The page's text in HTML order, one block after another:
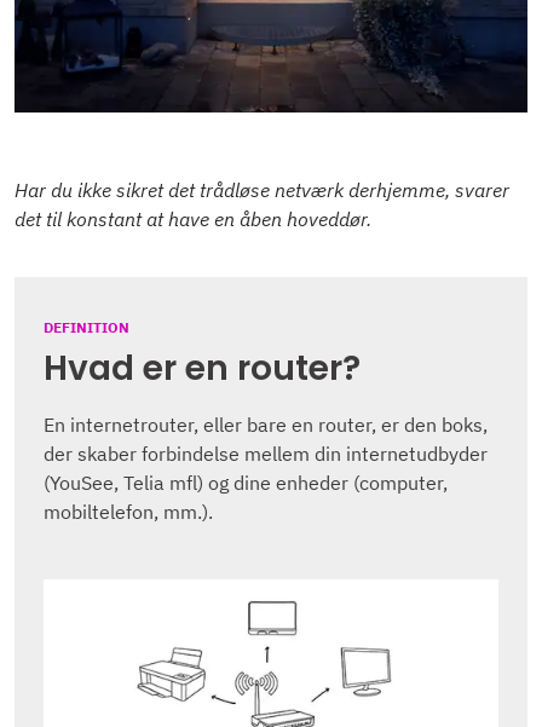
Har du ikke sikret det trådløse netværk derhjemme, svarer
det til konstant at have en åben hoveddør.
DEFINITION
Hvad er en router?
En internetrouter, eller bare en router, er den boks,
der skaber forbindelse mellem din internetudbyder
(YouSee, Telia mfl) og dine enheder (computer,
mobiltelefon, mm.).